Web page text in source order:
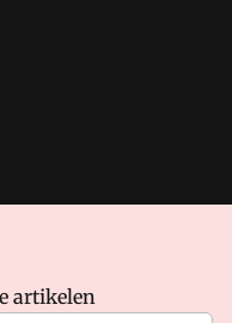
Lees in
van deze site zijn de
Algemene Voorwaarden
artikelen